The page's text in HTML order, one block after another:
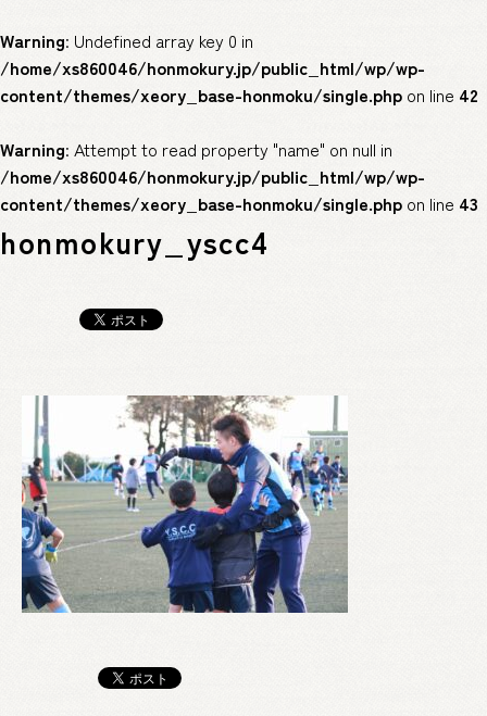
Warning: Undefined array key 0 in
/home/xs860046/honmokury.jp/public_html/wp/wp-
content/themes/xeory_base-honmoku/single.php on line 42
Warning: Attempt to read property "name" on null in
/home/xs860046/honmokury.jp/public_html/wp/wp-
content/themes/xeory_base-honmoku/single.php on line 43
honmokury_yscc4